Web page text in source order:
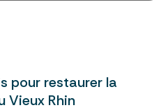
pour restaurer la
Vieux Rhin